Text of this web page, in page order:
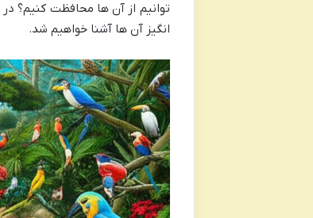
توانیم از آن ها محافظت کنیم؟
انگیز آن ها آشنا خواهیم شد.